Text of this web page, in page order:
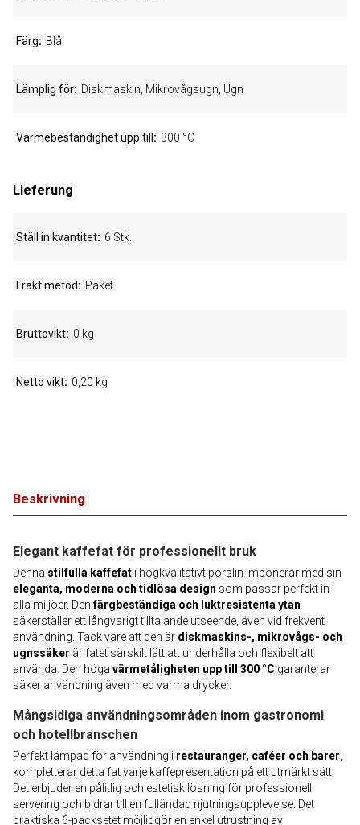
Beskrivning
Elegant kaffefat för professionellt bruk
Denna stilfulla kaffefat i högkvalitativt porslin imponerar med sin
eleganta, moderna och tidlösa design som passar perfekt in i
alla miljöer. Denfärgbeständiga och luktresistenta ytan
säkerställer ett långvarigt tilltalande utseende, även vid frekvent
användning. Tack vare att den är diskmaskins-, mikrovågs- och
ugnssäker är fatet särskilt lätt att underhålla och flexibelt att
använda. Den höga värmetåligheten upp till 300 °C garanterar
säker användning även med varma drycker.
Mångsidiga användningsområden inom gastronomi
och hotellbranschen
Perfekt lämpad för användning i restauranger, caféer och barer
kompletterar detta fat varje kaffepresentation på ett utmärkt sätt.
Det erbjuder en pålitlig och estetisk lösning för professionell
servering och bidrar till en fulländad njutningsupplevelse. Det
praktiska 6-packsetet möjliggör en enkel utrustning av
Färg Blå
Lämplig för Diskmaskin, Mikrovågsugn, Ugn
Värmebeständighet upp till 300 °C
Lieferung
Ställ in kvantitet 6 Stk.
Frakt metod Paket
Bruttovikt 0 kg
Netto vikt 0,20 kg